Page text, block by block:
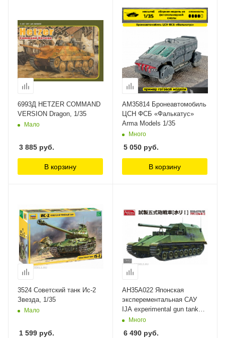
6993Д HETZER COMMAND
VERSION Dragon, 1/35
Мало
3 885 руб.
В корзину
AM35814 Бронеавтомобиль
ЦСН ФСБ «Фалькатус»
Arma Models 1/35
Много
5 050 руб.
В корзину
3524 Советский танк Ис-2
Звезда, 1/35
Мало
1 599 руб.
AH35A022 Японская
эксперементальная САУ
IJA experimental gun tank
Type 5 (Ho-Ri I) Amusing
Много
6 490 руб.